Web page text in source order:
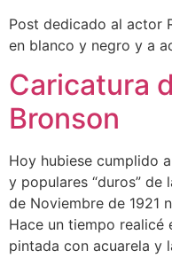
Post dedicado al actor
en blanco y negro y a
Caricatura
Bronson
Hoy hubiese cumplido
y populares “duros” de
de Noviembre de 1921
Hace un tiempo
pintada con acuarela y